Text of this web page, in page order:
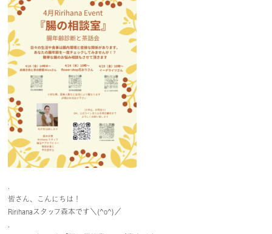
.
皆さん、こんにちは！
Ririhanaスタッフ森本です＼(^o^)／
.